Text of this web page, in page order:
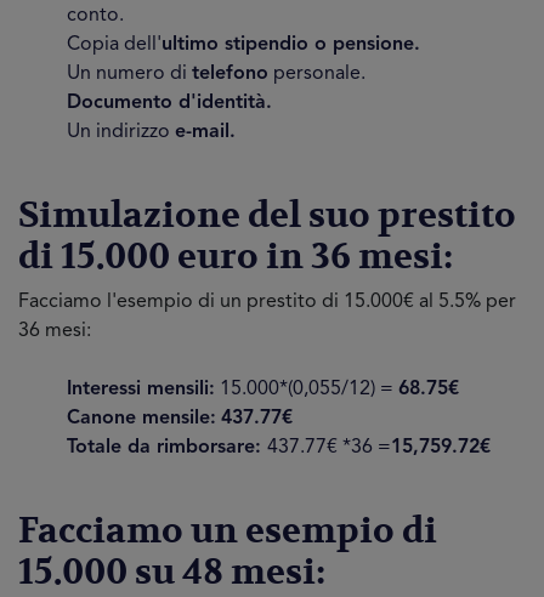
conto.
Copia dell'ultimo stipendio o pensione.
Un numero di telefono personale.
Documento d'identità.
Un indirizzo e-mail.
Simulazione del suo prestito
di 15.000 euro in 36 mesi:
Facciamo l'esempio di un prestito di 15.000€ al 5.5% per
36 mesi:
Interessi mensili: 15.000*(0,055/12) = 68.75€
Canone mensile: 437.77€
Totale da rimborsare: 437.77€ *36 =15,759.72€
Facciamo un esempio di
15.000 su 48 mesi: